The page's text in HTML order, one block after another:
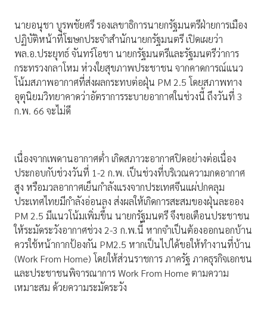
นายอนุชา บูรพชัยศรี รองเลขาธิการนายกรัฐมนตรีฝ่ายการเมือง
ปฏิบัติหน้าที่โฆษกประจำสำนักนายกรัฐมนตรี เปิดเผยว่า
พล.อ.ประยุทธ์ จันทร์โอชา นายกรัฐมนตรีและรัฐมนตรีว่าการ
กระทรวงกลาโหม ห่วงใยสุขภาพประชาชน จากคาดการณ์แนว
โน้มสภาพอากาศที่ส่งผลกระทบต่อฝุ่น PM 2.5 โดยสภาพทาง
อุตุนิยมวิทยาคาดว่าอัตราการระบายอากาศในช่วงนี้ ถึงวันที่ 3
ก.พ. 66 จะไม่ดี
เนื่องจากเพดานอากาศต่ำ เกิดสภาวะอากาศปิดอย่างต่อเนื่อง
ประกอบกับช่วงวันที่ 1-2 ก.พ. เป็นช่วงที่บริเวณความกดอากาศ
สูง หรือมวลอากาศเย็นกำลังแรงจากประเทศจีนแผ่ปกคลุม
ประเทศไทยมีกำลังอ่อนลง ส่งผลให้เกิดการสะสมของฝุ่นละออง
PM 2.5 มีแนวโน้มเพิ่มขึ้น นายกรัฐมนตรี จึงขอเตือนประชาชน
ให้ระมัดระวังอากาศช่วง 2-3 ก.พ.นี้ หากจำเป็นต้องออกนอกบ้าน
ควรใช้หน้ากากป้องกัน PM2.5 หากเป็นไปได้ขอให้ทำงานที่บ้าน
(Work From Home) โดยให้ส่วนราชการ ภาครัฐ ภาคธุรกิจเอกชน
และประชาชนพิจารณาการ Work From Home ตามความ
เหมาะสม ด้วยความระมัดระวัง